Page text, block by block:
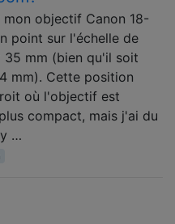
objectif Canon 18-
point sur l'échelle de
mm (bien qu'il soit
mm). Cette position
où l'objectif est
compact, mais j'ai du
…